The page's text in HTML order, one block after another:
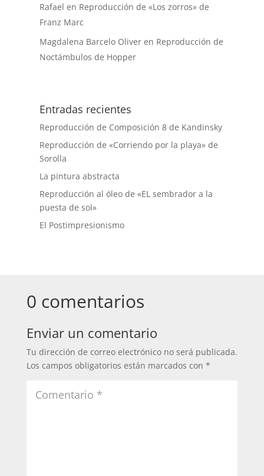
Rafael en Reproducción de «Los zorros» de
Franz Marc
Magdalena Barcelo Oliver en Reproducción de
Noctámbulos de Hopper
Entradas recientes
Reproducción de Composición 8 de Kandinsky
Reproducción de «Corriendo por la playa» de
Sorolla
La pintura abstracta
Reproducción al óleo de «EL sembrador a la
puesta de sol»
El Postimpresionismo
0 comentarios
Enviar un comentario
Tu dirección de correo electrónico no será publicada.
Los campos obligatorios están marcados con *